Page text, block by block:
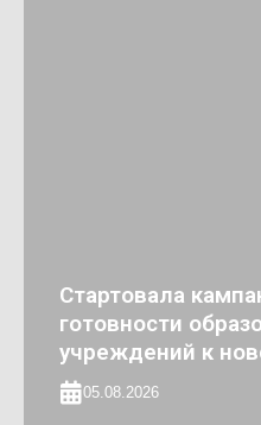
Стартовала
готовности
учреждений к
05.08.2026